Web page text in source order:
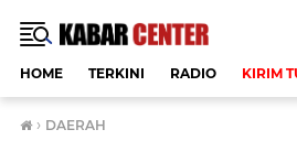
HOME TERKINI RADIO KIRIM
› DAERAH